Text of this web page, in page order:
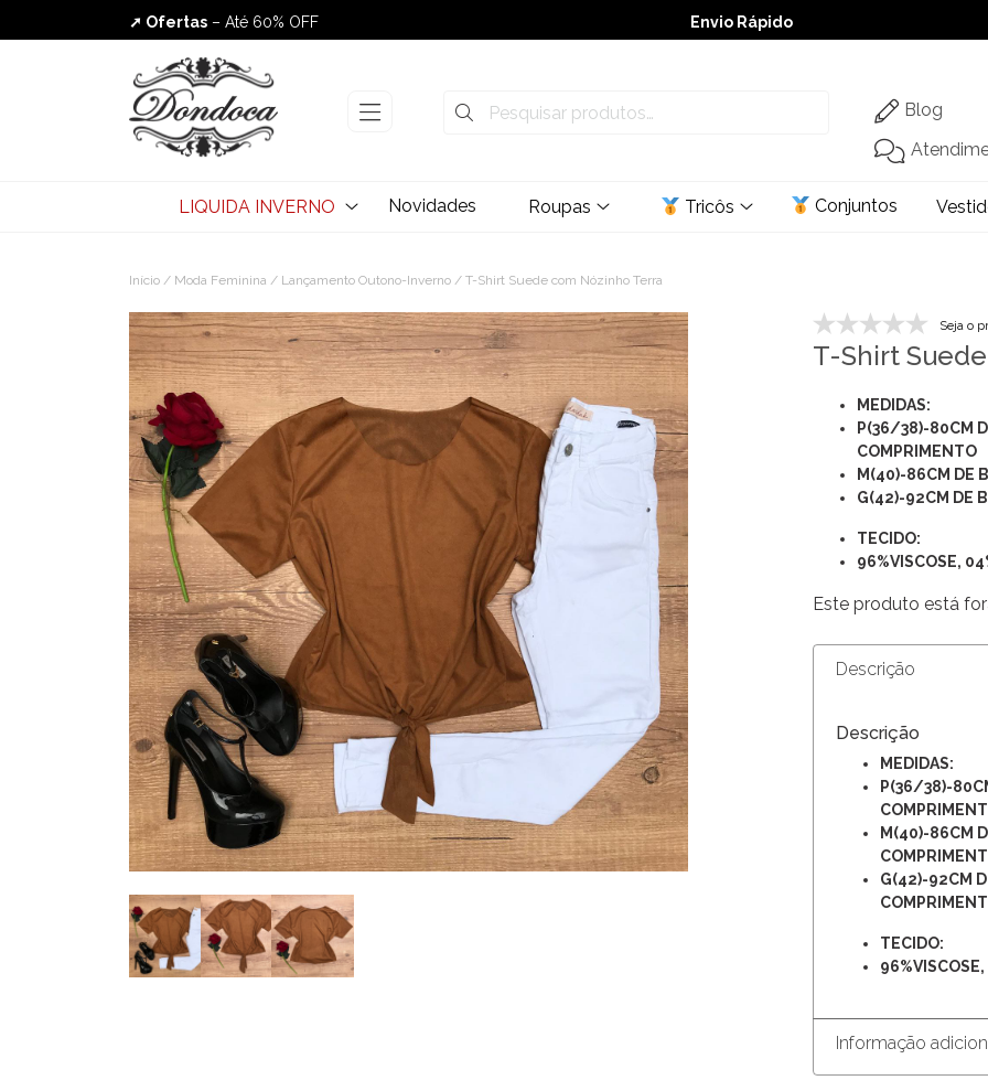
➚ Ofertas – Até 60% OFF
Envio Rápido
Envio Rápido
➚ Ofertas– Até 60% OFF
Blog
LIQUIDA INVERNO Novidades Roupas Tricôs Conjuntos
Início / Moda Feminina / Lançamento Outono-Inverno / T-Shirt Suede com Nózinho Terra
Seja o
T-Shirt
MEDIDAS:
P(36/38)-80CM
COMPRIMENTO
M(40)-86CM DE
G(42)-92CM DE
TECIDO:
96%VISCOSE,
Este produto está
Descrição
Descrição
MEDIDAS:
P(36/38)-
M(40)-86CM
G(42)-92CM
TECIDO:
Informação